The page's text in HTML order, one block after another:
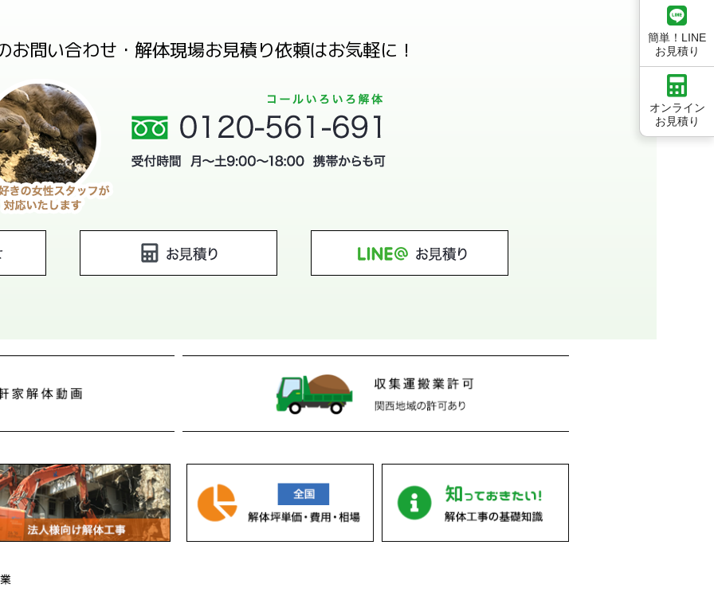
お問い合わせ・解体現場お見積り依頼はお気軽に！
簡単！LINE
お見積り
オンライン
お見積り